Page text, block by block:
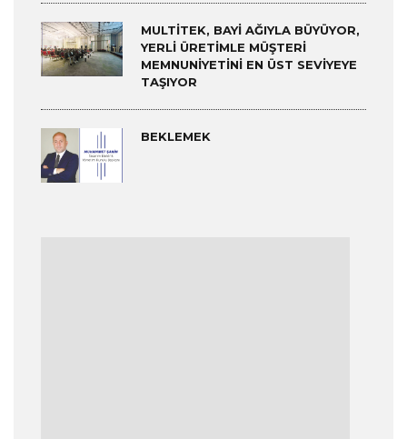
MULTITEK, BAYI AĞIYLA BÜYÜYOR,
YERLI ÜRETIMLE MÜŞTERI
MEMNUNIYETINI EN ÜST SEVIYEYE
TAŞIYOR
BEKLEMEK